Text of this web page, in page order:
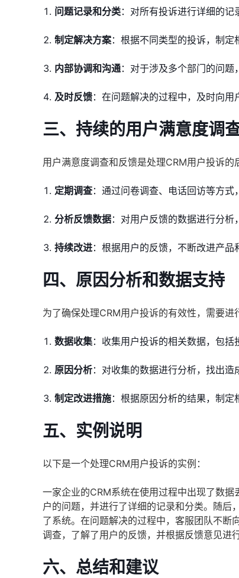
问题记录和分类：对所有投诉进行详细的记
制定解决方案：根据不同类型的投诉，制定
内部协调和沟通：对于涉及多个部门的问题
及时反馈：在问题解决的过程中，及时向用
三、持续的用户满意度调
用户满意度调查和反馈是处理CRM用户投诉的
定期调查：通过问卷调查、电话回访等方式
分析反馈数据：对用户反馈的数据进行分析
持续改进：根据用户的反馈，不断改进产品
四、原因分析和数据支持
为了确保处理CRM用户投诉的有效性，需要进
数据收集：收集用户投诉的相关数据，包括
原因分析：对收集的数据进行分析，找出造
制定改进措施：根据原因分析的结果，制定
五、实例说明
以下是一个处理CRM用户投诉的实例：
一家企业的CRM系统在使用过程中出现了数
户的问题，并进行了详细的记录和分类。随后
了系统。在问题解决的过程中，客服团队不断
调查，了解了用户的反馈，并根据反馈意见进
六、总结和建议